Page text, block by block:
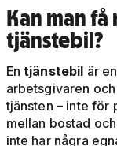
Kan man
tjänstebil?
En tjänstebil är
arbetsgivaren
tjänsten – inte för
mellan bostad
inte har några